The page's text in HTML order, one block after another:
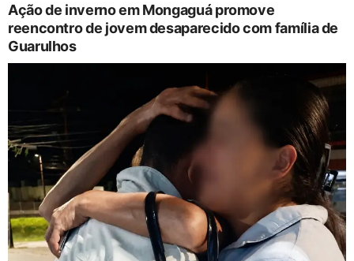
Ação de inverno em Mongaguá promove
reencontro de jovem desaparecido com família de
Guarulhos